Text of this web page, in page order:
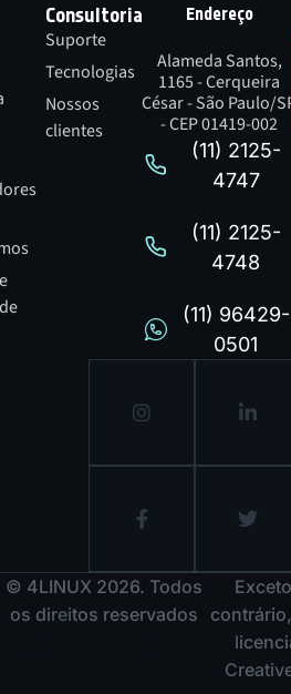
Consultoria
Suporte
Tecnologias
Nossos
clientes
Endereço
Alameda Santos,
1165 - Cerqueira
César - São Paulo/
- CEP 01419-002
(11) 2125-
4747
(11) 2125-
4748
(11) 96429-
0501
© 4LINUX 2026. Todos
os direitos reservados